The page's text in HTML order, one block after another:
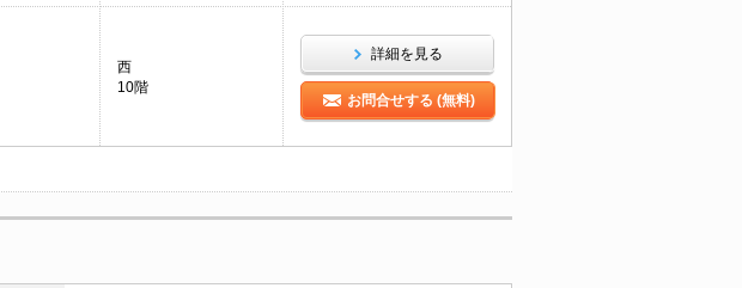
西
10階
詳細を見る
お問合せする (無料)